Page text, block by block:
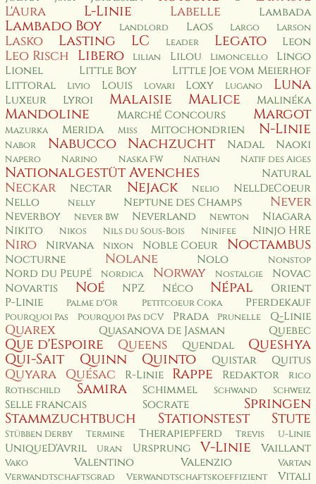
L'Aura
L-Linie Labelle Lambada
Lambado Boy Landlord Laos Largo Larson
Lasko Lasting LC Leader Legato Leon
Leo Risch Libero Lilian Lilou Limoncello
Lingo
Lionel
Little Boy
Little Joe vom Meierhof
Littoral
Livio Louis Lovari Loxy Lugano Luna
Luxeur Lyroi Malaisie Malice Malinéka
Mandoline Marché Concours Margot
Mazurka Merida Miss Mitochondrien N-Linie
Nabor Nabucco Nachzucht Nadal Naoki
Napero Narino Naska FW Nathan Natif des Aiges
Nationalgestüt Avenches Natural
Neckar Nectar Nejack Nelio
NellDeCoeur
Nello
Nelly Neptune des Champs Never
Neverboy Never BW Neverland Newton
Niagara
Nikito
Nikos Nils du Sous-Bois Ninifee Ninjo HRE
Niro Nirvana Nixon Noble Coeur Noctambus
Nocturne Nolane Nolo Nonstop
Nord du Peupé Nordica Norway Nostalgie
Novac
Novartis
Noé NPZ Néco Népal
Orient
P-Linie
Palme d'Or Petitcoeur Coka Pferdekauf
Pourquoi Pas Pourquoi Pas dCV Prada Prunelle Q-Linie
Quarex Quasanova de Jasman Quebec
Que d'Espoire Queens Quendal
Queshya
Qui-Sait
Quinn Quinto Quistar Quitus
Quyara Quésac R-Linie Rappe Redaktor
Rico
Rothschild
Samira Schimmel Schwand Schweiz
Selle francais Socrate
Springen
Stammzuchtbuch
Stationstest Stute
Stübben Derby Termine Therapiepferd Trevis U-Linie
UniqueD'Avril Uran Ursprung V-Linie Vaillant
Vako Valentino Valenzio
Vartan
Verwandtschaftsgrad
Verwandtschaftskoeffizient
Vitali